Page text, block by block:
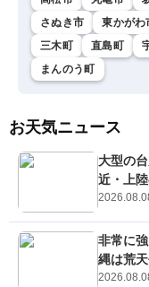
さぬき市
東かがわ
三木町
直島町
まんのう町
お天気ニュース
大型の
近・上
非常に
縄は荒天